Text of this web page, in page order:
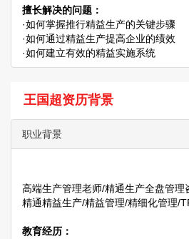
擅长解决的问题：
·如何掌握推行精益生产的关键步骤
·如何通过精益生产提高企业的绩效
·如何建立有效的精益实施系统
王国超资历背景
职业背景
高端生产管理老师/精通生产全盘管理
精通精益生产/精益管理/精细化管理/
教育经历：